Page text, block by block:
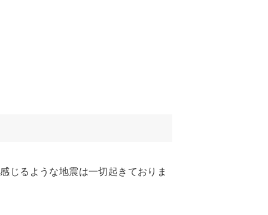
じるような地震は一切起きておりま